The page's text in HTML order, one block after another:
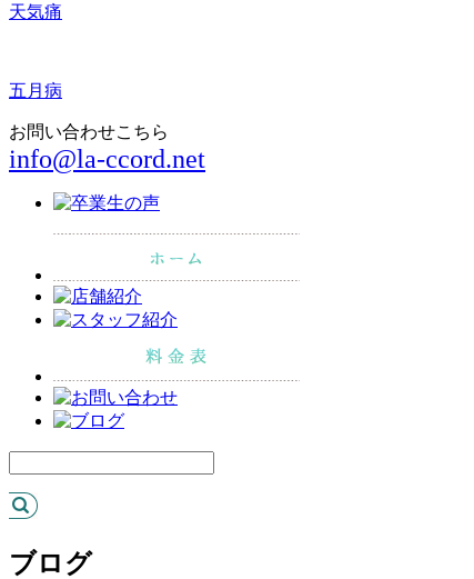
天気痛
五月病
お問い合わせこちら
info@la-ccord.net
ブログ